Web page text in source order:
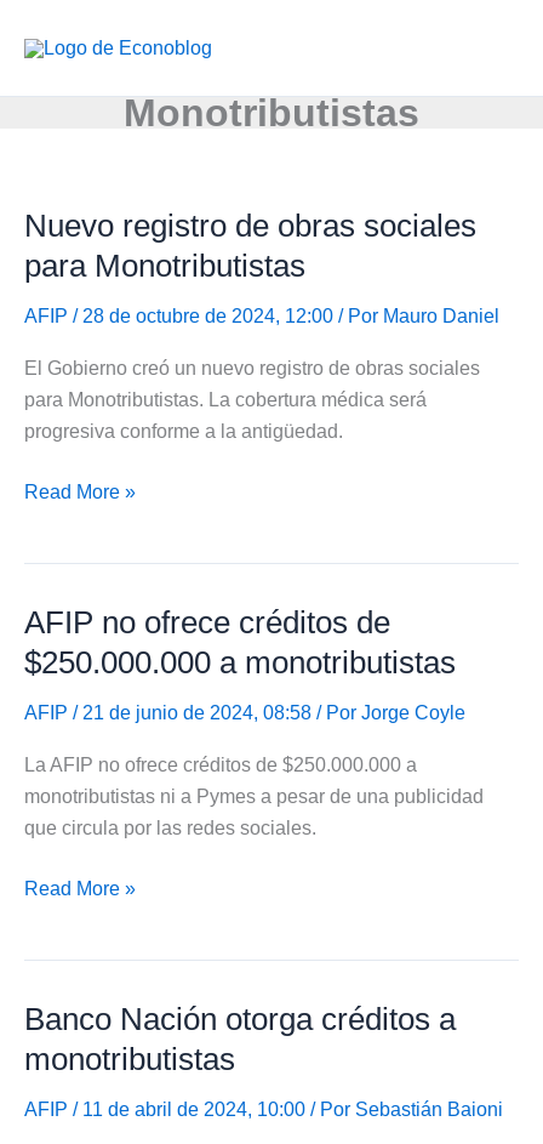
Monotributistas
Nuevo registro de obras sociales
para Monotributistas
AFIP / 28 de octubre de 2024, 12:00 / Por Mauro Daniel
El Gobierno creó un nuevo registro de obras sociales
para Monotributistas. La cobertura médica será
progresiva conforme a la antigüedad.
Nuevo
sociales
para
Monotributistas
Read More »
AFIP no ofrece créditos de
$250.000.000 a monotributistas
AFIP / 21 de junio de 2024, 08:58 / Por Jorge Coyle
La AFIP no ofrece créditos de $250.000.000 a
monotributistas ni a Pymes a pesar de una publicidad
que circula por las redes sociales.
AFIP
de
$250.000.000
a
monotributistas
Read More »
Banco Nación otorga créditos a
monotributistas
AFIP / 11 de abril de 2024, 10:00 / Por Sebastián Baioni